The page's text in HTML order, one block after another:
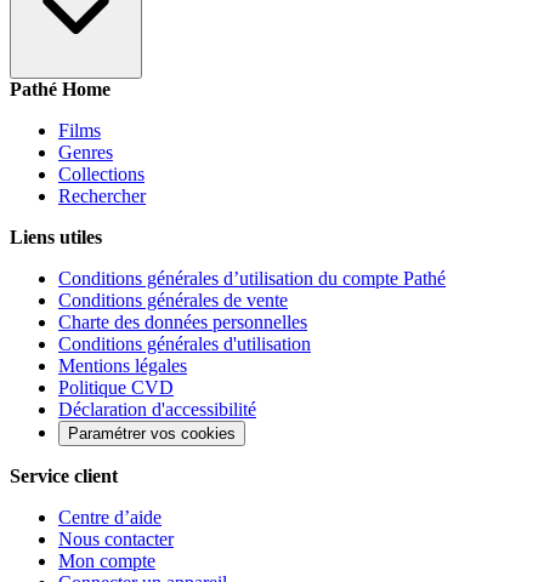
Pathé Home
Films
Genres
Collections
Rechercher
Liens utiles
Conditions générales d’utilisation du compte Pathé
Conditions générales de vente
Charte des données personnelles
Conditions générales d'utilisation
Mentions légales
Politique CVD
Déclaration d'accessibilité
Paramétrer vos cookies
Service client
Centre d’aide
Nous contacter
Mon compte